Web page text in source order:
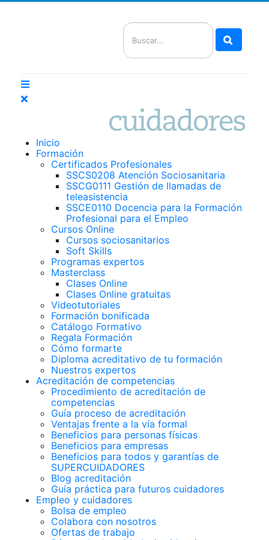
Inicio
Formación
Certificados Profesionales
SSCS0208 Atención Sociosanitaria
SSCG0111 Gestión de llamadas de
teleasistencia
SSCE0110 Docencia para la Formación
Profesional para el Empleo
Cursos Online
Cursos sociosanitarios
Soft Skills
Programas expertos
Masterclass
Clases Online
Clases Online gratuitas
Videotutoriales
Formación bonificada
Catálogo Formativo
Regala Formación
Cómo formarte
Diploma acreditativo de tu formación
Nuestros expertos
Acreditación de competencias
Procedimiento de acreditación de
competencias
Guía proceso de acreditación
Ventajas frente a la vía formal
Beneficios para personas físicas
Beneficios para empresas
Beneficios para todos y garantías de
SUPERCUIDADORES
Blog acreditación
Guía práctica para futuros cuidadores
Empleo y cuidadores
Bolsa de empleo
Colabora con nosotros
Ofertas de trabajo